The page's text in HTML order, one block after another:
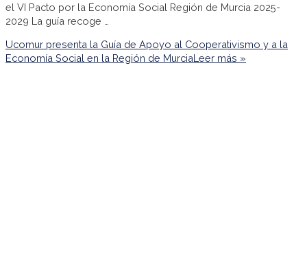
el VI Pacto por la Economía Social Región de Murcia 2025-
2029 La guía recoge …
Ucomur presenta la Guía de Apoyo al Cooperativismo y a la
Economía Social en la Región de MurciaLeer más »